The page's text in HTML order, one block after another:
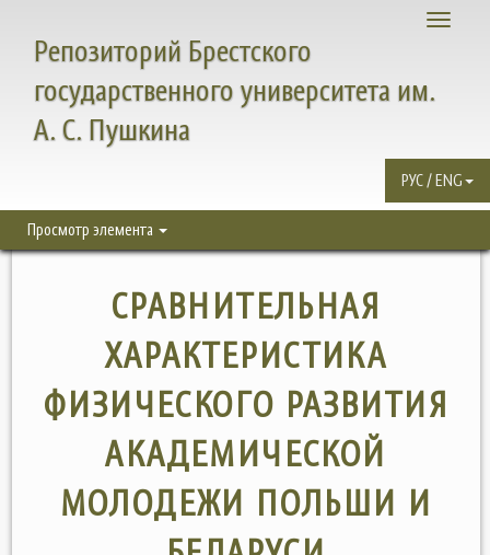
Toggle
Репозиторий Брестского
государственного университета им.
А. С. Пушкина
РУС / ENG
Просмотр элемента
СРАВНИТЕЛЬНАЯ
ХАРАКТЕРИСТИКА
ФИЗИЧЕСКОГО РАЗВИТИЯ
АКАДЕМИЧЕСКОЙ
МОЛОДЕЖИ ПОЛЬШИ И